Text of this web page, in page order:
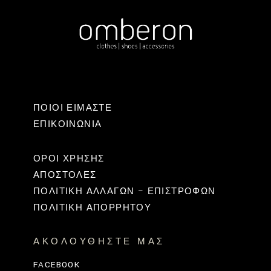
ΠΟΙΟΙ ΕΙΜΑΣΤΕ
ΕΠΙΚΟΙΝΩΝΊΑ
ΟΡΟΙ ΧΡΗΣΗΣ
ΑΠΟΣΤΟΛΕΣ
ΠΟΛΙΤΙΚΉ ΑΛΛΑΓΏΝ – ΕΠΙΣΤΡΟΦΏΝ
ΠΟΛΙΤΙΚΗ ΑΠΟΡΡΗΤΟΥ
ΑΚΟΛΟΥΘΉΣΤΕ ΜΑΣ
FACEBOOK